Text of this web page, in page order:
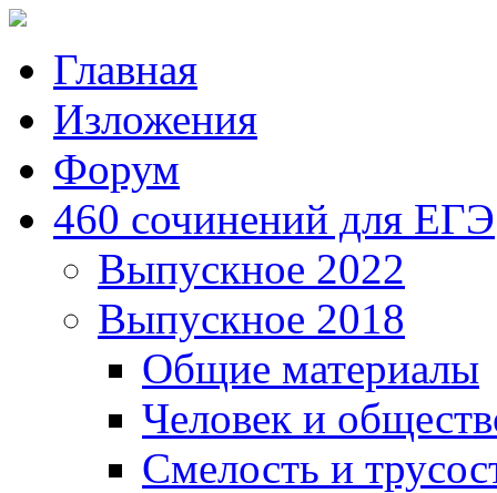
Главная
Изложения
Форум
460 сочинений для ЕГЭ
Выпускное 2022
Выпускное 2018
Общие материалы
Человек и
Смелость и